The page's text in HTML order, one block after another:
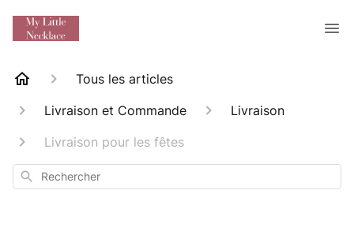
Tous les articles
Livraison et Commande
Livraison
Livraison pour les fêtes
Rechercher